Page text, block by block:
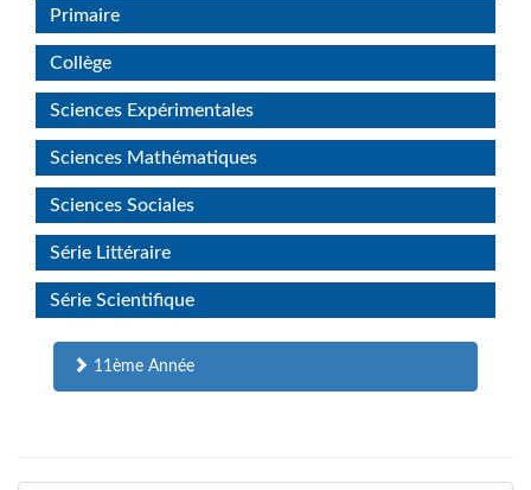
Primaire
Collège
Sciences Expérimentales
Sciences Mathématiques
Sciences Sociales
Série Littéraire
Série Scientifique
11ème Année